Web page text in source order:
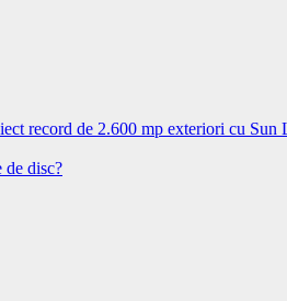
record de 2.600 mp exteriori cu Sun
de disc?